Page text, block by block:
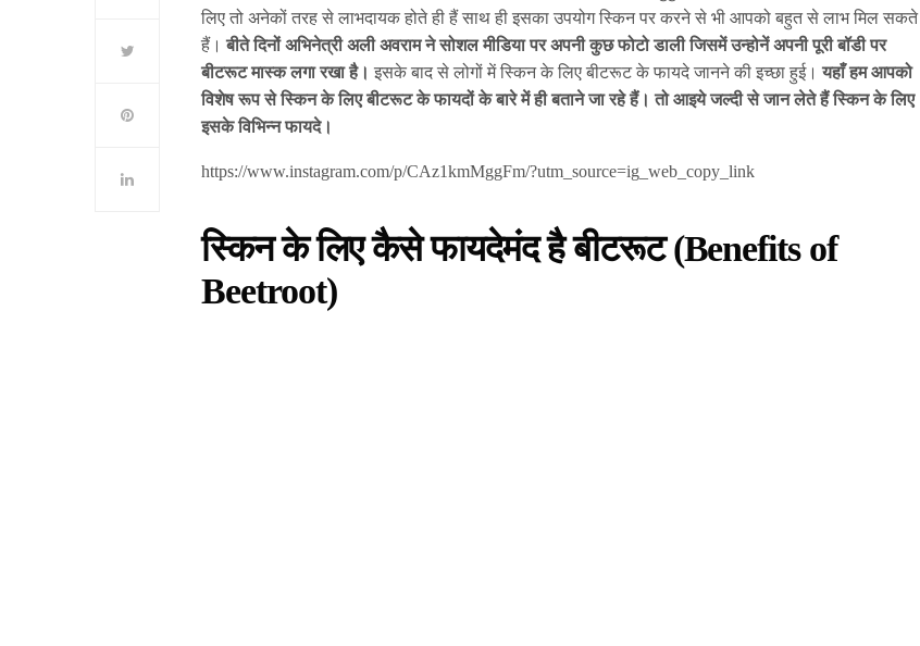
लिए तो अनेकों तरह से लाभदायक होते ही हैं साथ ही इसका उपयोग स्किन पर करने से भी आपको बहुत से लाभ मिल सकते
हैं। बीते दिनों अभिनेत्री अली अवराम ने सोशल मीडिया पर अपनी कुछ फोटो डाली जिसमें उन्होनें अपनी पूरी बॉडी पर
बीटरूट मास्क लगा रखा है। इसके बाद से लोगों में स्किन के लिए बीटरूट के फायदे जानने की इच्छा हुई। यहाँ हम आपको
विशेष रूप से स्किन के लिए बीटरूट के फायदों के बारे में ही बताने जा रहे हैं। तो आइये जल्दी से जान लेते हैं स्किन के लिए
इसके विभिन्न फायदे।
https://www.instagram.com/p/CAz1kmMggFm/?utm_source=ig_web_copy_link
स्किन के लिए कैसे फायदेमंद है बीटरूट(Benefits of
Beetroot)